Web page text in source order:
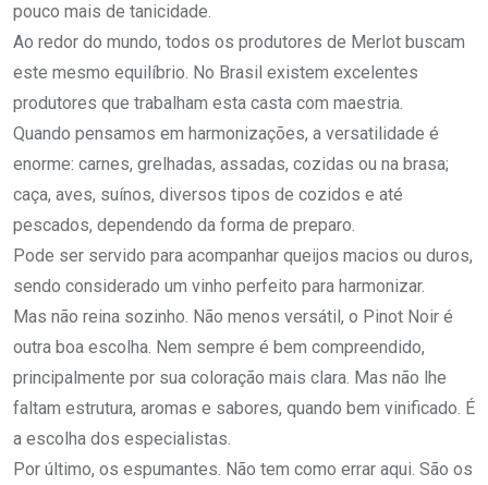
pouco mais de tanicidade.
Ao redor do mundo, todos os produtores de Merlot buscam
este mesmo equilíbrio. No Brasil existem excelentes
produtores que trabalham esta casta com maestria.
Quando pensamos em harmonizações, a versatilidade é
enorme: carnes, grelhadas, assadas, cozidas ou na brasa;
caça, aves, suínos, diversos tipos de cozidos e até
pescados, dependendo da forma de preparo.
Pode ser servido para acompanhar queijos macios ou duros,
sendo considerado um vinho perfeito para harmonizar.
Mas não reina sozinho. Não menos versátil, o Pinot Noir é
outra boa escolha. Nem sempre é bem compreendido,
principalmente por sua coloração mais clara. Mas não lhe
faltam estrutura, aromas e sabores, quando bem vinificado. É
a escolha dos especialistas.
Por último, os espumantes. Não tem como errar aqui. São os